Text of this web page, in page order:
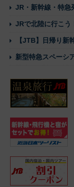
JR・新幹線・特急
JRで北陸に行こう
【JTB】日帰り新
新型特急スペーシ